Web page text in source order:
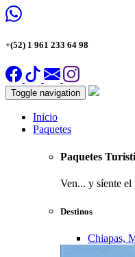
+(52) 1 961 233 64 98
Toggle navigation
Inicio
Paquetes
Paquetes
Ven... y síente el
Destinos
Chiapas,